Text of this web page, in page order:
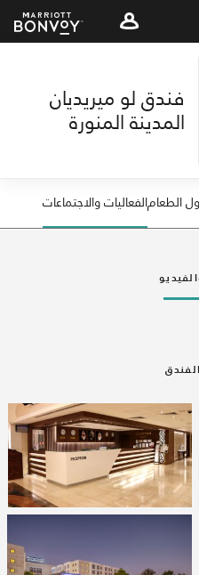
فندق لو ميريديان
المدينة المنورة
الطعامالفعاليات والاجتماعات